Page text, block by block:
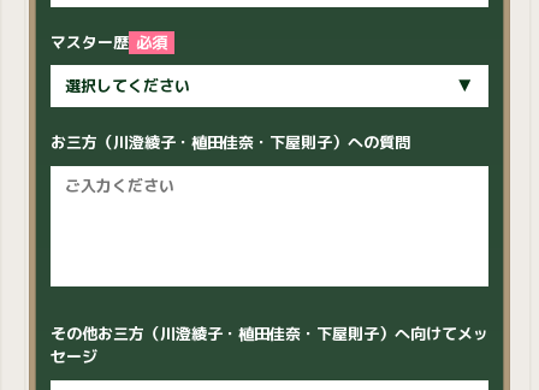
マスター歴 必須
お三方（川澄綾子・植田佳奈・下屋則子）への質問
その他お三方（川澄綾子・植田佳奈・下屋則子）へ向けてメッ
セージ